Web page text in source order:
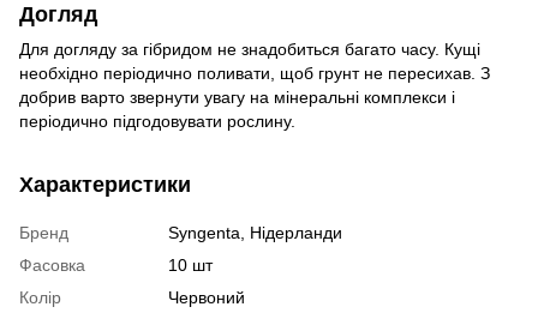
Догляд
Для догляду за гібридом не знадобиться багато часу. Кущі
необхідно періодично поливати, щоб грунт не пересихав. З
добрив варто звернути увагу на мінеральні комплекси і
періодично підгодовувати рослину.
Характеристики
Бренд
Syngenta, Нідерланди
Фасовка
10 шт
Колір
Червоний